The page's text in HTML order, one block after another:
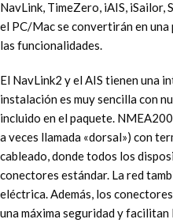
NavLink, TimeZero, iAIS, iSailor,
el PC/Mac se convertirán en
las funcionalidades.
El NavLink2 y el AIS tienen una
instalación es muy sencilla con
incluido en el paquete.
a veces llamada «dorsal») con
cableado, donde todos los
conectores estándar. La red
eléctrica. Además, los
una máxima seguridad y